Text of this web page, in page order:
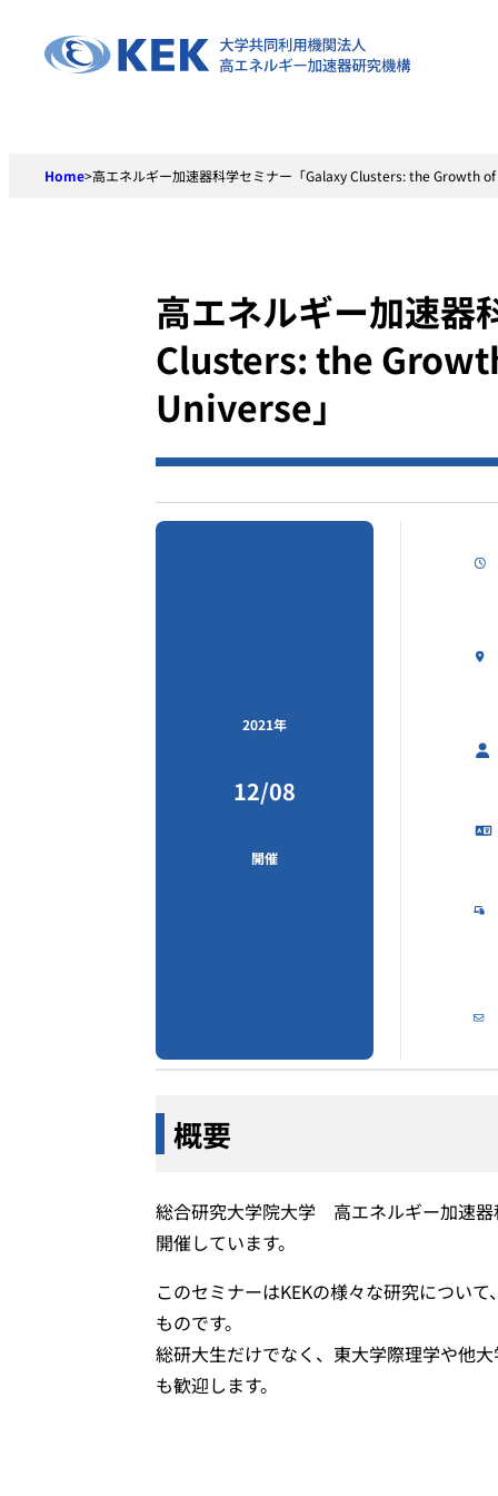
Home>高エネルギー加速器科学セミナー「Galaxy Clusters: the Growth
高エネルギー加速器
Clusters: the
Universe」
2021年
12/08
開催
概要
総合研究大学院大学 高エネルギー加速器
開催しています。
このセミナーはKEKの様々な研究につい
ものです。
総研大生だけでなく、東大学際理学や他
も歓迎します。